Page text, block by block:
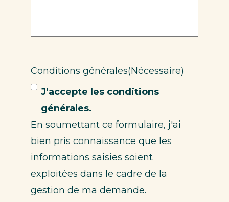
Conditions générales(Nécessaire)
J’accepte les conditions
générales.
En soumettant ce formulaire, j'ai
bien pris connaissance que les
informations saisies soient
exploitées dans le cadre de la
gestion de ma demande.